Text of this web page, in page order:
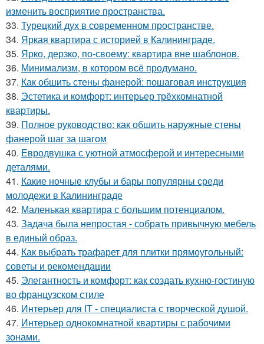
изменить восприятие пространства.
33. Турецкий дух в современном пространстве.
34. Яркая квартира с историей в Калининграде.
35. Ярко, дерзко, по-своему: квартира вне шаблонов.
36. Минимализм, в котором всё продумано.
37. Как обшить стены фанерой: пошаговая инструкция
38. Эстетика и комфорт: интерьер трёхкомнатной
квартиры.
39. Полное руководство: как обшить наружные стены
фанерой шаг за шагом
40. Евродвушка с уютной атмосферой и интересными
деталями.
41. Какие ночные клубы и бары популярны среди
молодежи в Калининграде
42. Маленькая квартира с большим потенциалом.
43. Задача была непростая - собрать привычную мебель
в единый образ.
44. Как выбрать трафарет для плитки прямоугольный:
советы и рекомендации
45. Элегантность и комфорт: как создать кухню-гостиную
во французском стиле
46. Интерьер для IT - специалиста с творческой душой.
47. Интерьер однокомнатной квартиры с рабочими
зонами.